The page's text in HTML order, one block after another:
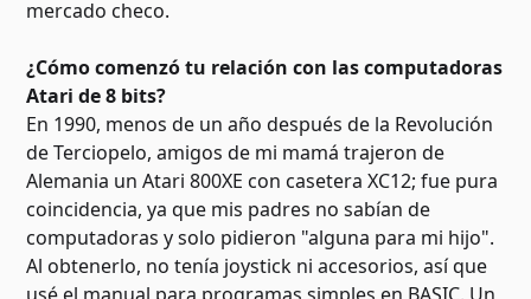
mercado checo.
¿Cómo comenzó tu relación con las computadoras
Atari de 8 bits?
En 1990, menos de un año después de la Revolución
de Terciopelo, amigos de mi mamá trajeron de
Alemania un Atari 800XE con casetera XC12; fue pura
coincidencia, ya que mis padres no sabían de
computadoras y solo pidieron "alguna para mi hijo".
Al obtenerlo, no tenía joystick ni accesorios, así que